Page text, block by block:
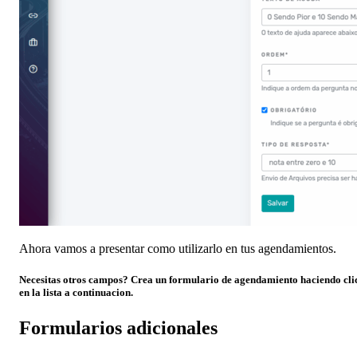
Ahora vamos a presentar como utilizarlo en tus agendamientos.
Necesitas otros campos? Crea un formulario de agendamiento haciendo
en la lista a continuacion.
Formularios adicionales